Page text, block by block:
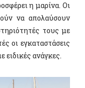
η μαρίνα. Οι
να απολαύσουν
τους με
οι εγκαταστάσεις
ειδικές ανάγκες.